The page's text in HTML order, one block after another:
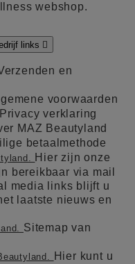
webshop.
links 
en
voorwaarden
verklaring
MAZ Beautyland
betaalmethode
Hier zijn onze
bereikbaar via mail
media links blijft u
laatste nieuws en
Sitemap van
Hier kunt u